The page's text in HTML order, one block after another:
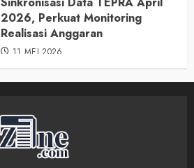
2026, Perkuat Monitoring
Realisasi Anggaran
11 MEI 2026